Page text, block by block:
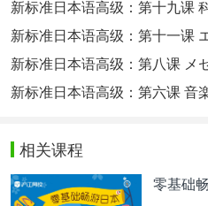
と体調を気遣う声がSNS上
（芸能記者）
“不知道是不是这一系列骚
一身黑色低领连衣裙装扮出
だが、今回の “ブラトッ
不过，这次“背心穿搭”的绫
新标准日本语高级：第十九课
新标准日本语高级：第十一课
新标准日本语高级：第八课 メ
新标准日本语高级：第六课 音
相关课程
零基础